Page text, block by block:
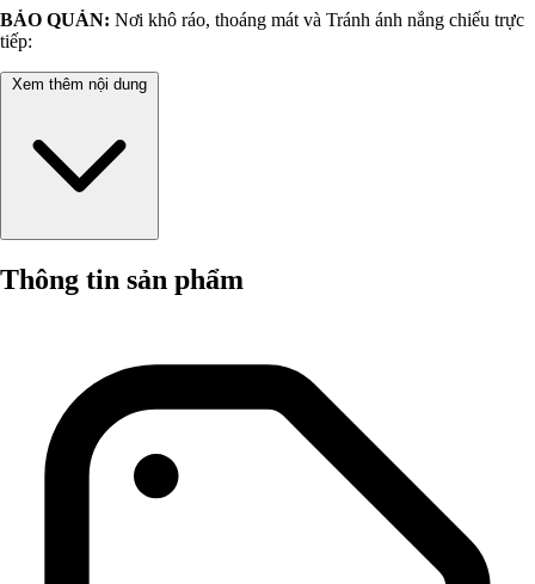
BẢO QUẢN: Nơi khô ráo, thoáng mát và Tránh ánh nắng chiếu trực
tiếp:
Xem thêm nội dung
Thông tin sản phẩm